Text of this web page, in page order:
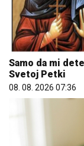
Samo da mi
Svetoj Petki
08. 08. 2026 07:36